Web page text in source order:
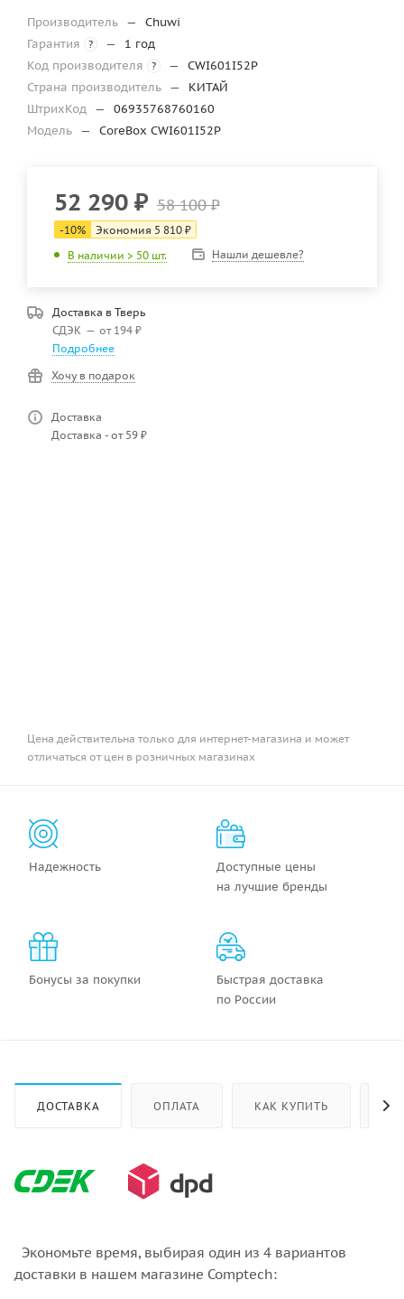
Производитель —
Chuwi
Гарантия
? —
1 год
Код производителя
? —
CWI601I52P
Страна производитель —
КИТАЙ
ШтрихКод —
06935768760160
Модель — CoreBox CWI601I52P
52 290 ₽ 58 100₽
-10% Экономия 5 810 ₽
В наличии > 50 шт.
Нашли дешевле?
Доставка в Тверь
СДЭК — от 194 ₽
Подробнее
Хочу в подарок
Доставка
Доставка - от 59 ₽
Цена действительна только для интернет-магазина и может
отличаться от цен в розничных магазинах
Надежность
Доступные цены
на лучшие бренды
Бонусы за покупки
Быстрая доставка
по России
ДОСТАВКА ОПЛАТА КАК КУПИТЬ
Экономьте время, выбирая один из 4 вариантов
доставки в нашем магазине Comptech: